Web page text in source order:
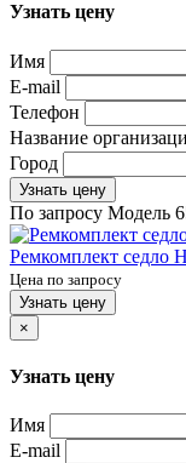
Узнать цену
Имя
E-mail
Телефон
Название
Город
Узнать цену
По запросу Модель
Ремкомплект седло
Цена по запросу
Узнать цену
×
Узнать цену
Имя
E-mail